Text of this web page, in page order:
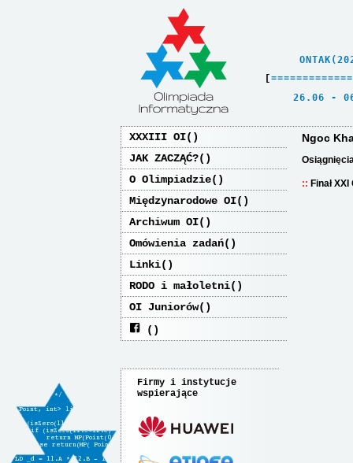
[ =============
26.06
XXXIII OI
JAK ZACZĄĆ?
O Olimpiadzie
Międzynarodowe OI
Archiwum OI
Omówienia zadań
Linki
RODO i małoletni
OI Juniorów
Firmy i instytucje
wspierające
Ngoc
Finał